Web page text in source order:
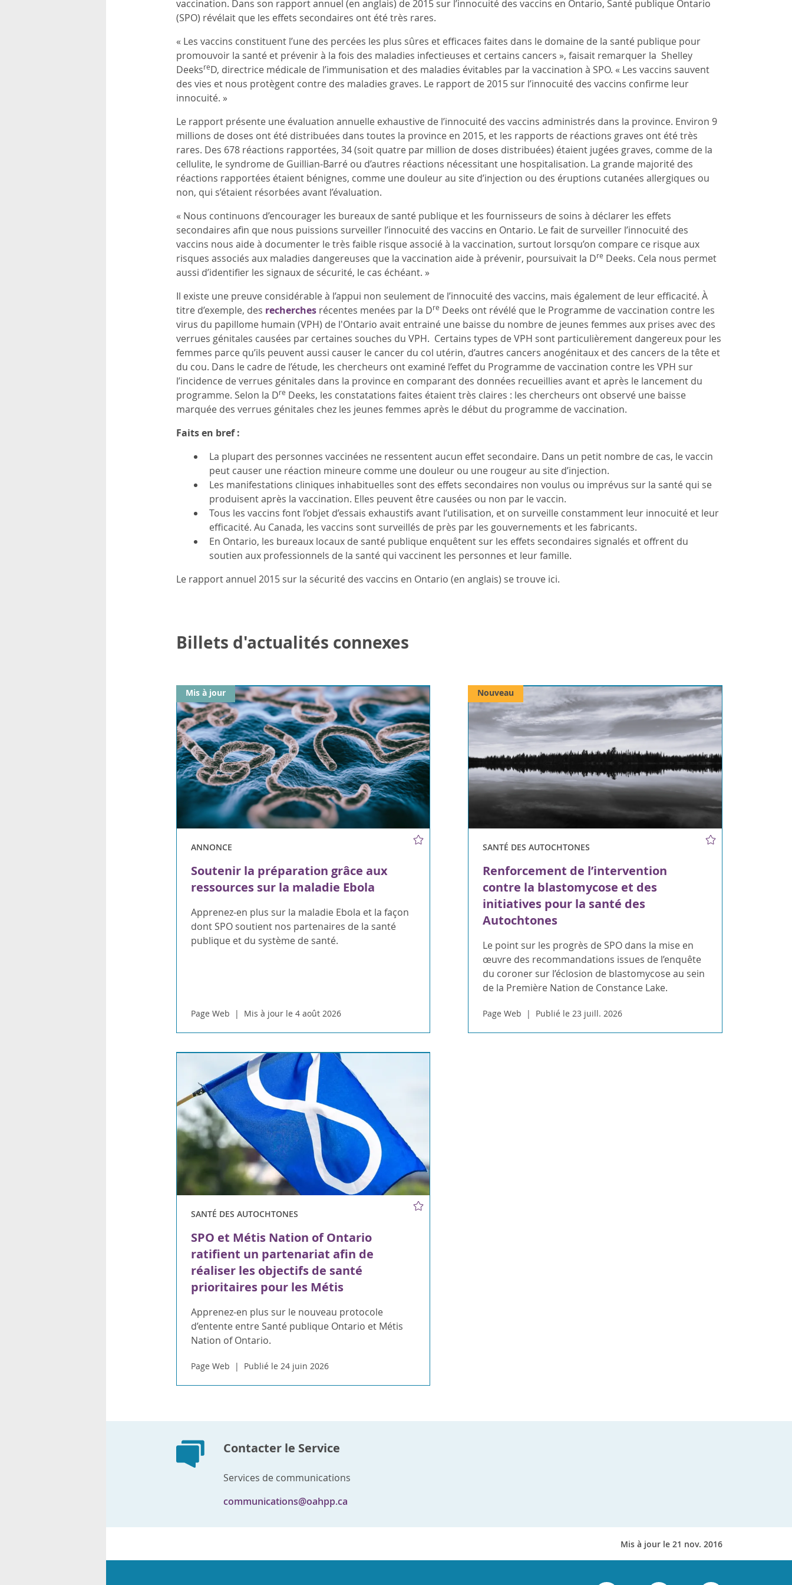
vaccination. Dans son rapport annuel (en anglais) de 2015 sur l’innocuité des vaccins en Ontario, Santé publique Ontario
(SPO) révélait que les effets secondaires ont été très rares.
« Les vaccins constituent l’une des percées les plus sûres et efficaces faites dans le domaine de la santé publique pour
promouvoir la santé et prévenir à la fois des maladies infectieuses et certains cancers », faisait remarquer la Shelley
DeeksreD, directrice médicale de l’immunisation et des maladies évitables par la vaccination à SPO. « Les vaccins sauvent
des vies et nous protègent contre des maladies graves. Le rapport de 2015 sur l’innocuité des vaccins confirme leur
innocuité. »
Le rapport présente une évaluation annuelle exhaustive de l’innocuité des vaccins administrés dans la province. Environ 9
millions de doses ont été distribuées dans toutes la province en 2015, et les rapports de réactions graves ont été très
rares. Des 678 réactions rapportées, 34 (soit quatre par million de doses distribuées) étaient jugées graves, comme de la
cellulite, le syndrome de Guillian-Barré ou d’autres réactions nécessitant une hospitalisation. La grande majorité des
réactions rapportées étaient bénignes, comme une douleur au site d’injection ou des éruptions cutanées allergiques ou
non, qui s’étaient résorbées avant l’évaluation.
« Nous continuons d’encourager les bureaux de santé publique et les fournisseurs de soins à déclarer les effets
secondaires afin que nous puissions surveiller l’innocuité des vaccins en Ontario. Le fait de surveiller l’innocuité des
vaccins nous aide à documenter le très faible risque associé à la vaccination, surtout lorsqu’on compare ce risque aux
risques associés aux maladies dangereuses que la vaccination aide à prévenir, poursuivait la Dre Deeks. Cela nous permet
aussi d’identifier les signaux de sécurité, le cas échéant. »
Il existe une preuve considérable à l’appui non seulement de l’innocuité des vaccins, mais également de leur efficacité. À
titre d’exemple, des recherchesrécentes menées par la Dre Deeks ont révélé que le Programme de vaccination contre les
virus du papillome humain (VPH) de l'Ontario avait entrainé une baisse du nombre de jeunes femmes aux prises avec des
verrues génitales causées par certaines souches du VPH. Certains types de VPH sont particulièrement dangereux pour les
femmes parce qu’ils peuvent aussi causer le cancer du col utérin, d’autres cancers anogénitaux et des cancers de la tête et
du cou. Dans le cadre de l’étude, les chercheurs ont examiné l’effet du Programme de vaccination contre les VPH sur
l’incidence de verrues génitales dans la province en comparant des données recueillies avant et après le lancement du
programme. Selon la Dre Deeks, les constatations faites étaient très claires : les chercheurs ont observé une baisse
marquée des verrues génitales chez les jeunes femmes après le début du programme de vaccination.
Faits en bref :
La plupart des personnes vaccinées ne ressentent aucun effet secondaire. Dans un petit nombre de cas, le vaccin
peut causer une réaction mineure comme une douleur ou une rougeur au site d’injection.
Les manifestations cliniques inhabituelles sont des effets secondaires non voulus ou imprévus sur la santé qui se
produisent après la vaccination. Elles peuvent être causées ou non par le vaccin.
Tous les vaccins font l’objet d’essais exhaustifs avant l’utilisation, et on surveille constamment leur innocuité et leur
efficacité. Au Canada, les vaccins sont surveillés de près par les gouvernements et les fabricants.
En Ontario, les bureaux locaux de santé publique enquêtent sur les effets secondaires signalés et offrent du
soutien aux professionnels de la santé qui vaccinent les personnes et leur famille.
Le rapport annuel 2015 sur la sécurité des vaccins en Ontario (en anglais) se trouve ici.
Billets d'actualités connexes
ANNONCE
Soutenir la préparation grâce aux
ressources sur la maladie Ebola
Apprenez-en plus sur la maladie Ebola et la façon
dont SPO soutient nos partenaires de la santé
publique et du système de santé.
Page Web Mis à jour le 4 août 2026
Mis à jour
SANTÉ DES AUTOCHTONES
Renforcement de l’intervention
contre la blastomycose et des
initiatives pour la santé des
Autochtones
Le point sur les progrès de SPO dans la mise en
œuvre des recommandations issues de l’enquête
du coroner sur l’éclosion de blastomycose au sein
de la Première Nation de Constance Lake.
Page Web Publié le 23 juill. 2026
Nouveau
SANTÉ DES AUTOCHTONES
SPO et Métis Nation of Ontario
ratifient un partenariat afin de
réaliser les objectifs de santé
prioritaires pour les Métis
Apprenez-en plus sur le nouveau protocole
d’entente entre Santé publique Ontario et Métis
Nation of Ontario.
Page Web Publié le 24 juin 2026
Contacter le Service
Services de communications
communications@oahpp.ca
Mis à jour le 21 nov. 2016